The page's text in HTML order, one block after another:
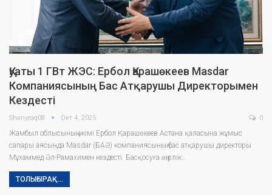
Қуаты 1 ГВт ЖЭС: Ербол Қарашөкеев Masdar
Компаниясының Бас Атқарушы Директорымен
Кездесті
Shanyraq08 Окт 4, 2025 0
Жамбыл облысының әкімі Ербол Қарашөкеев Астана қаласына жұмыс
сапары аясында Masdar (БАӘ) компаниясының бас атқарушы директоры
Мұхаммед Әл-Рамахимен кездесті. Басқосуға өңірлік…
ТОЛЫҒЫРАҚ...